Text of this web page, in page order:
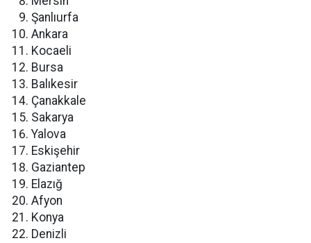
Şanlıurfa
Ankara
Kocaeli
Bursa
Balıkesir
Çanakkale
Sakarya
Yalova
Eskişehir
Gaziantep
Elazığ
Afyon
Konya
Denizli